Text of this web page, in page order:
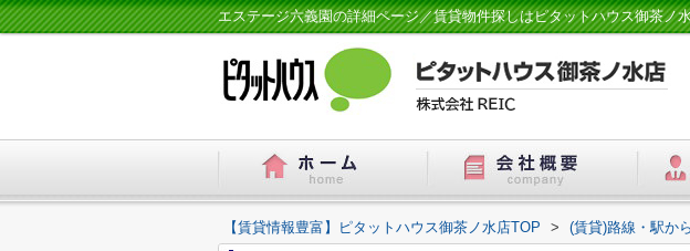
エステージ六義園の詳細ページ／賃貸物件探しはピタットハウス御茶ノ
【賃貸情報豊富】ピタットハウス御茶ノ水店TOP > (賃貸)路線・駅か